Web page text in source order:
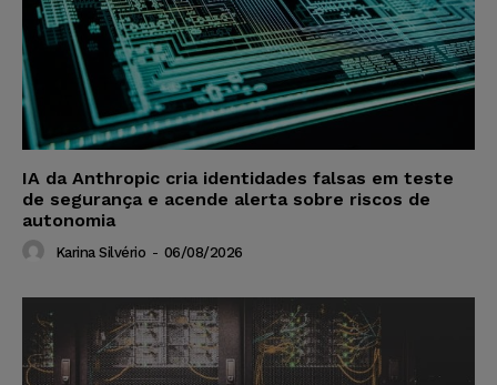
IA da Anthropic cria identidades falsas em teste
de segurança e acende alerta sobre riscos de
autonomia
Karina Silvério - 06/08/2026